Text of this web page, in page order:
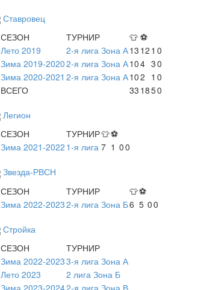
Ставровец
СЕЗОН
ТУРНИР 👕 ⚽
Лето 2019
2-я лига Зона А13 12 1 0
Зима 2019-20202-я лига Зона А104 30
Зима 2020-2021 2-я лига Зона А102 1 0
ВСЕГО
33 1850
Легион
СЕЗОН
ТУРНИР👕⚽
Зима 2021-2022 1-я лига 7 1 00
Звезда-РВСН
СЕЗОН
ТУРНИР 👕⚽
Зима 2022-20232-я лига Зона Б6 5 00
Стройка
СЕЗОН
ТУРНИР
Зима 2022-20233-я лига Зона А
Лето 2023
2 лига Зона Б
Зима 2023-20242-я лига Зона В